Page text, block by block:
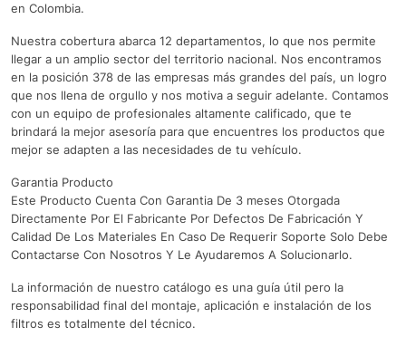
en Colombia.
Nuestra cobertura abarca 12 departamentos, lo que nos permite
llegar a un amplio sector del territorio nacional. Nos encontramos
en la posición 378 de las empresas más grandes del país, un logro
que nos llena de orgullo y nos motiva a seguir adelante. Contamos
con un equipo de profesionales altamente calificado, que te
brindará la mejor asesoría para que encuentres los productos que
mejor se adapten a las necesidades de tu vehículo.
Garantia Producto
Este Producto Cuenta Con Garantia De 3 meses Otorgada
Directamente Por El Fabricante Por Defectos De Fabricación Y
Calidad De Los Materiales En Caso De Requerir Soporte Solo Debe
Contactarse Con Nosotros Y Le Ayudaremos A Solucionarlo.
La información de nuestro catálogo es una guía útil pero la
responsabilidad final del montaje, aplicación e instalación de los
filtros es totalmente del técnico.